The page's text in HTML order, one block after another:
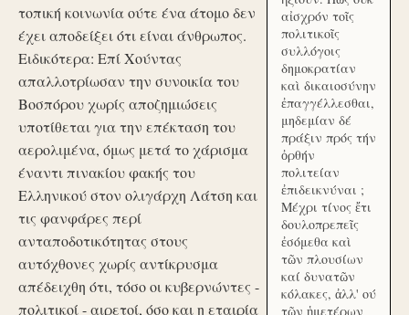
τοπική κοινωνία ούτε ένα άτομο δεν
έχει αποδείξει ότι είναι άνθρωπος.
Ειδικότερα: Επί Χούντας
απαλλοτρίωσαν την συνοικία του
Βοσπόρου χωρίς αποζημιώσεις
υποτίθεται για την επέκταση του
αερολιμένα, όμως μετά το χάρισμα
έναντι πινακίου φακής του
Ελληνικού στον ολιγάρχη Λάτση και
τις φανφάρες περί
ανταποδοτικότητας στους
αυτόχθονες χωρίς αντίκρυσμα
απέδειχθη ότι, τόσο οι κυβερνώντες -
πολιτικοί - αιρετοί, όσο και η εταιρία
αἰσχρόν τοῖς
πολιτικοῖς
συλλόγοις
δημοκρατίαν
καὶ δικαιοσύνην
ἐπαγγέλλεσθαι,
μηδεμίαν δέ
πράξιν πρός τήν
ὀρθήν
πολιτείαν
ἐπιδεικνύναι ;
Μέχρι τίνος ἔτι
δουλοπρεπεῖς
ἐσόμεθα καὶ
τῶν πλουσίων
καί δυνατῶν
κόλακες, ἀλλ' ού
τῶν ἡμετέρων